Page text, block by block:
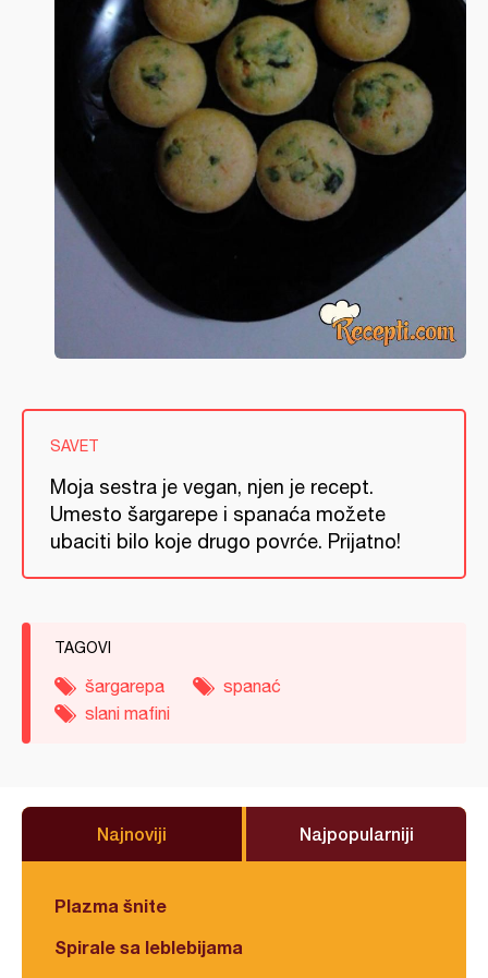
SAVET
Moja sestra je vegan, njen je recept.
Umesto šargarepe i spanaća možete
ubaciti bilo koje drugo povrće. Prijatno!
TAGOVI
šargarepa
spanać
slani mafini
Najnoviji Najpopularniji
Plazma šnite
Spirale sa leblebijama